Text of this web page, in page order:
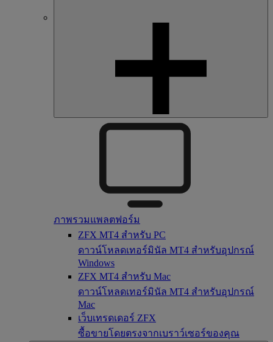
ภาพรวมแพลตฟอร์ม
ZFX MT4 สำหรับ PC
ดาวน์โหลดเทอร์มินัล MT4 สำหรับอุปกรณ์
Windows
ZFX MT4 สำหรับ Mac
ดาวน์โหลดเทอร์มินัล MT4 สำหรับอุปกรณ์
Mac
เว็บเทรดเดอร์ ZFX
ซื้อขายโดยตรงจากเบราว์เซอร์ของคุณ